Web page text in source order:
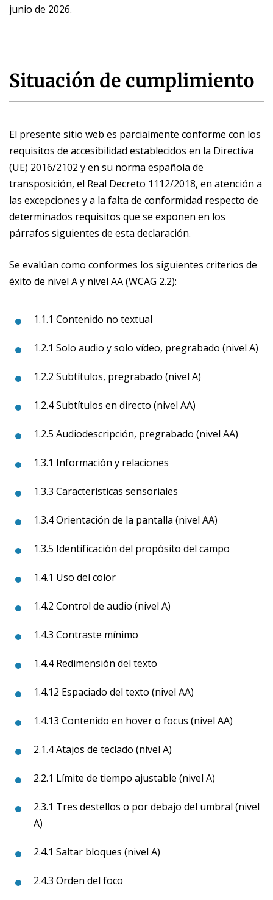
junio de 2026.
Situación de cumplimiento
El presente sitio web es parcialmente conforme con los
requisitos de accesibilidad establecidos en la Directiva
(UE) 2016/2102 y en su norma española de
transposición, el Real Decreto 1112/2018, en atención a
las excepciones y a la falta de conformidad respecto de
determinados requisitos que se exponen en los
párrafos siguientes de esta declaración.
Se evalúan como conformes los siguientes criterios de
éxito de nivel A y nivel AA (WCAG 2.2):
1.1.1 Contenido no textual
1.2.1 Solo audio y solo vídeo, pregrabado (nivel A)
1.2.2 Subtítulos, pregrabado (nivel A)
1.2.4 Subtítulos en directo (nivel AA)
1.2.5 Audiodescripción, pregrabado (nivel AA)
1.3.1 Información y relaciones
1.3.3 Características sensoriales
1.3.4 Orientación de la pantalla (nivel AA)
1.3.5 Identificación del propósito del campo
1.4.1 Uso del color
1.4.2 Control de audio (nivel A)
1.4.3 Contraste mínimo
1.4.4 Redimensión del texto
1.4.12 Espaciado del texto (nivel AA)
1.4.13 Contenido en hover o focus (nivel AA)
2.1.4 Atajos de teclado (nivel A)
2.2.1 Límite de tiempo ajustable (nivel A)
2.3.1 Tres destellos o por debajo del umbral (nivel
A)
2.4.1 Saltar bloques (nivel A)
2.4.3 Orden del foco